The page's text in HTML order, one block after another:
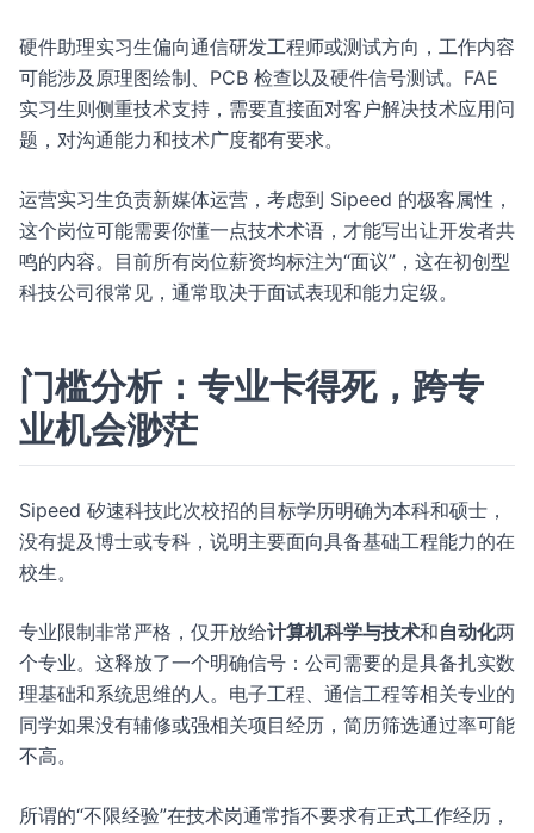
硬件助理实习生偏向通信研发工程师或测试方向，工作内容
可能涉及原理图绘制、PCB 检查以及硬件信号测试。FAE
实习生则侧重技术支持，需要直接面对客户解决技术应用问
题，对沟通能力和技术广度都有要求。
运营实习生负责新媒体运营，考虑到 Sipeed 的极客属性，
这个岗位可能需要你懂一点技术术语，才能写出让开发者共
鸣的内容。目前所有岗位薪资均标注为“面议”，这在初创型
科技公司很常见，通常取决于面试表现和能力定级。
门槛分析：专业卡得死，跨专
业机会渺茫
Sipeed 矽速科技此次校招的目标学历明确为本科和硕士，
没有提及博士或专科，说明主要面向具备基础工程能力的在
校生。
专业限制非常严格，仅开放给计算机科学与技术和自动化两
个专业。这释放了一个明确信号：公司需要的是具备扎实数
理基础和系统思维的人。电子工程、通信工程等相关专业的
同学如果没有辅修或强相关项目经历，简历筛选通过率可能
不高。
所谓的“不限经验”在技术岗通常指不要求有正式工作经历，